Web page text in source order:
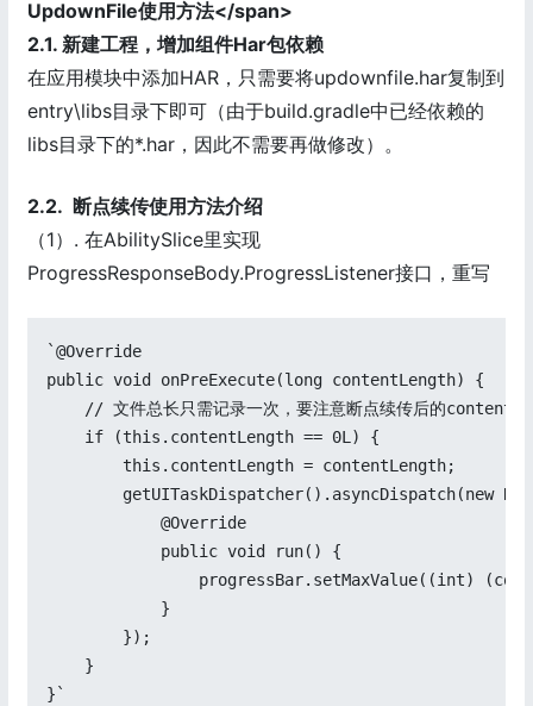
UpdownFile使用方法</span>
2.1. 新建工程，增加组件Har包依赖
在应用模块中添加HAR，只需要将updownfile.har复制到
entry\libs目录下即可（由于build.gradle中已经依赖的
libs目录下的*.har，因此不需要再做修改）。
2.2. 断点续传使用方法介绍
（1）. 在AbilitySlice里实现
ProgressResponseBody.ProgressListener接口，重写
`@Override
public void onPreExecute(long contentLength) {
// 文件总长只需记录一次，要注意断点续传后的
    if (this.contentLength == 0L) {
        this.contentLength = contentLength;
getUITaskDispatcher().asyncDispatch(new
            @Override
            public void run() {
progressBar.setMaxValue((int)
            }
        });
    }
}`